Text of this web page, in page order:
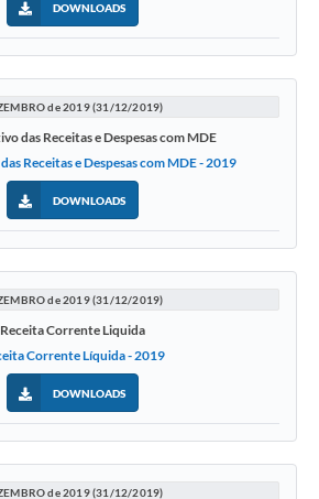
DOWNLOADS
de 2019 (31/12/2019)
das Receitas e Despesas com MDE
Receitas e Despesas com MDE - 2019
DOWNLOADS
de 2019 (31/12/2019)
Receita Corrente Liquida
Corrente Líquida - 2019
DOWNLOADS
de 2019 (31/12/2019)